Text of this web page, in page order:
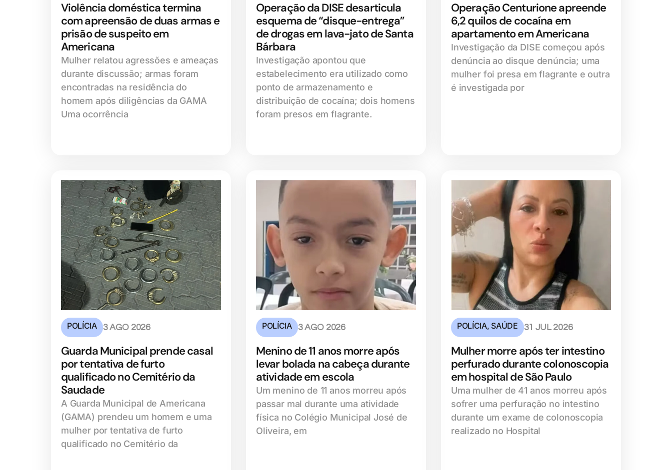
Violência doméstica termina
com apreensão de duas armas e
prisão de suspeito em
Americana
Mulher relatou agressões e ameaças
durante discussão; armas foram
encontradas na residência do
homem após diligências da GAMA
Uma ocorrência
Operação da DISE desarticula
esquema de “disque-entrega”
de drogas em lava-jato de Santa
Bárbara
Investigação apontou que
estabelecimento era utilizado como
ponto de armazenamento e
distribuição de cocaína; dois homens
foram presos em flagrante.
Operação Centurione apreende
6,2 quilos de cocaína em
apartamento em Americana
Investigação da DISE começou após
denúncia ao disque denúncia; uma
mulher foi presa em flagrante e outra
é investigada por
POLÍCIA 3 AGO 2026
Guarda Municipal prende casal
por tentativa de furto
qualificado no Cemitério da
Saudade
A Guarda Municipal de Americana
(GAMA) prendeu um homem e uma
mulher por tentativa de furto
qualificado no Cemitério da
POLÍCIA 3 AGO 2026
Menino de 11 anos morre após
levar bolada na cabeça durante
atividade em escola
Um menino de 11 anos morreu após
passar mal durante uma atividade
física no Colégio Municipal José de
Oliveira, em
POLÍCIA, SAÚDE 31 JUL 2026
Mulher morre após ter intestino
perfurado durante colonoscopia
em hospital de São Paulo
Uma mulher de 41 anos morreu após
sofrer uma perfuração no intestino
durante um exame de colonoscopia
realizado no Hospital